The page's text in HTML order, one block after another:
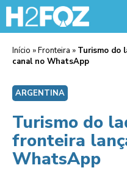
Início »Fronteira » Turismo do
canal no WhatsApp
ARGENTINA
Turismo do
fronteira
WhatsApp